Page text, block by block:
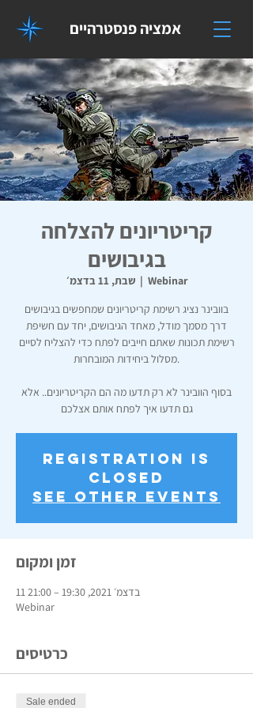
אמציה פנסטרהיים
קריטריונים להצלחה
בגיבושים
שבת, 11 בדצמ׳
  |
Webinar
בוובינר נציג רשימת קריטריונים שמחפשים בגיבושים
דרך מסמך מודל, מאחד הגיבושים, יחד עם חשיפת
רשימת תכונות שאתם חייבים לפתח כדי להצליח לסיים
מסלול ביחידות המובחרות.
בסוף הוובינר לא רק תדעו מה הם הקריטריונים.. אלא
גם תדעו איך לפתח אותם אצלכם
Registration is
closed
See other events
זמן ומקום
11 בדצמ׳ 2021, 19:30 – 21:00
Webinar
כרטיסים
Sale ended